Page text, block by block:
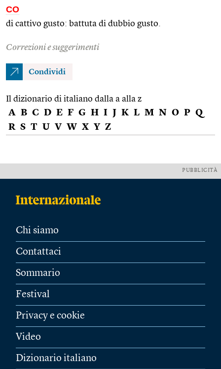
CO
di cattivo gusto: battuta di dubbio gusto.
Correzioni e suggerimenti
Condividi
Il dizionario di italiano dalla a alla z
A B C D E F G H I J K L M N O P Q
R S T U V W X Y Z
PUBBLICITÀ
Chi siamo
Contattaci
Sommario
Festival
Privacy e cookie
Video
Dizionario italiano